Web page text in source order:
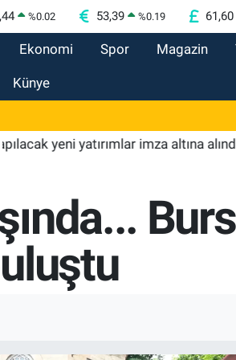
%0.02 53,39 %0.19 61,60
Ekonomi Spor Magazin
Künye
yatırımlar imza altına alındı